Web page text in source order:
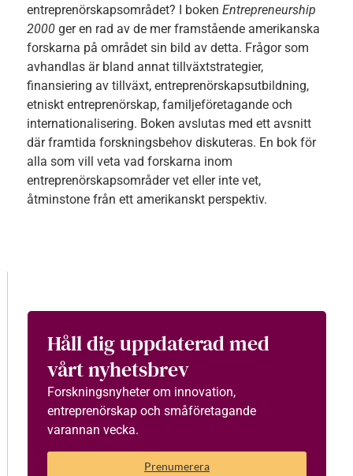
entreprenörskapsområdet? I boken Entrepreneurship
2000ger en rad av de mer framstående amerikanska
forskarna på området sin bild av detta. Frågor som
avhandlas är bland annat tillväxtstrategier,
finansiering av tillväxt, entreprenörskapsutbildning,
etniskt entreprenörskap, familjeföretagande och
internationalisering. Boken avslutas med ett avsnitt
där framtida forskningsbehov diskuteras. En bok för
alla som vill veta vad forskarna inom
entreprenörskapsområder vet eller inte vet,
åtminstone från ett amerikanskt perspektiv.
Håll dig uppdaterad med
vårt nyhetsbrev
Forskningsnyheter om innovation,
entreprenörskap och småföretagande
varannan vecka.
Prenumerera